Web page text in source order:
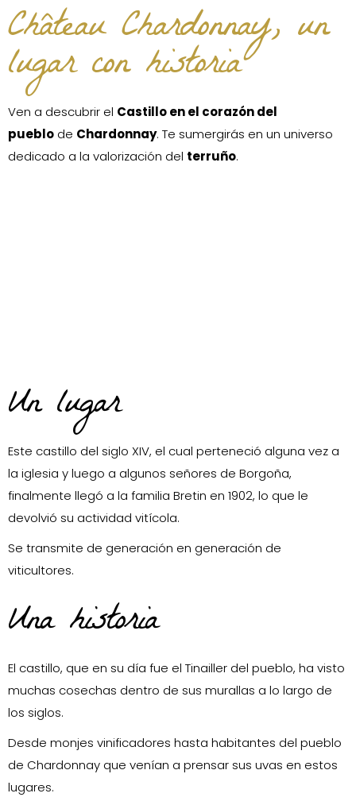
Château Chardonnay, un
lugar con historia
Ven a descubrir el Castillo en el corazón del
pueblo de Chardonnay. Te sumergirás en un universo
dedicado a la valorización del terruño.
Un lugar
Este castillo del siglo XIV, el cual perteneció alguna vez a
la iglesia y luego a algunos señores de Borgoña,
finalmente llegó a la familia Bretin en 1902, lo que le
devolvió su actividad vitícola.
Se transmite de generación en generación de
viticultores.
Una historia
El castillo, que en su día fue el Tinailler del pueblo, ha visto
muchas cosechas dentro de sus murallas a lo largo de
los siglos.
Desde monjes vinificadores hasta habitantes del pueblo
de Chardonnay que venían a prensar sus uvas en estos
lugares.